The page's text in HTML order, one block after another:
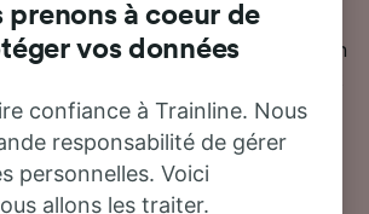
compter 9 heures 36 minutes pour
Centraal à Bruges (France) en
9 trains trains par jour reliant
à Bruges (France).
2 correspondances pour vous
car il n'y a pas de train
prenons à coeur de
vos données
confiance à Trainline. Nous
responsabilité de gérer
personnelles. Voici
allons les traiter.